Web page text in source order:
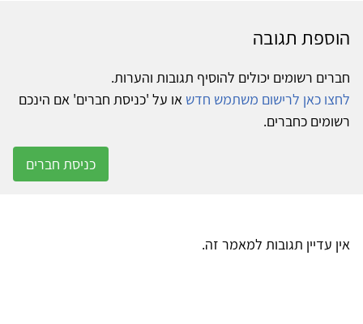
הוספת תגובה
חברים רשומים יכולים להוסיף תגובות והערות.
לחצו כאן לרישום משתמש חדש או על 'כניסת חברים' אם הינכם
רשומים כחברים.
כניסת חברים
אין עדיין תגובות למאמר זה.